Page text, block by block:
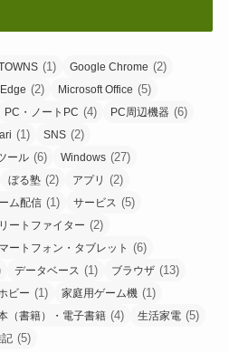
(1) Google Chrome (2)
(2) Microsoft Office (5)
PC・ノートPC (4) PC周辺機器 (6)
(1) SNS (2)
ール (6) Windows (27)
ぼる塾 (2) アプリ (2)
ム配信 (1) サービス (5)
ートファイター (2)
ートフォン・タブレット (6)
データベース (1) ブラウザ (13)
ビー (1) 家庭用ゲーム機 (1)
（書籍）・電子書籍 (4) 生活家電 (5)
(5)